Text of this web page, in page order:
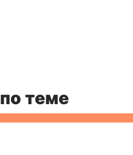
теме